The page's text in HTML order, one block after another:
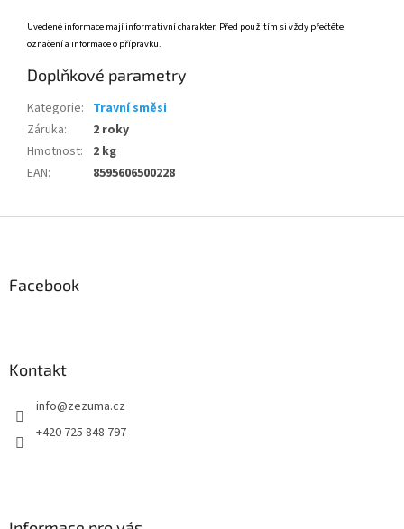
Uvedené informace mají informativní charakter. Před použitím si vždy přečtěte
označení a informace o přípravku.
Doplňkové parametry
Kategorie: Travní směsi
Záruka:
2 roky
Hmotnost:
2 kg
EAN: 8595606500228
Facebook
Kontakt
info@zezuma.cz
+420 725 848 797